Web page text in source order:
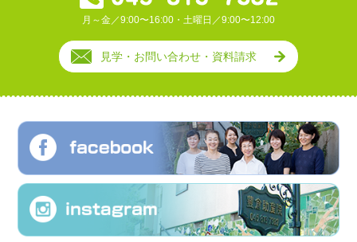
月～金／9:00〜16:00・土曜日／9:00〜12:00
見学・お問い合わせ・資料請求